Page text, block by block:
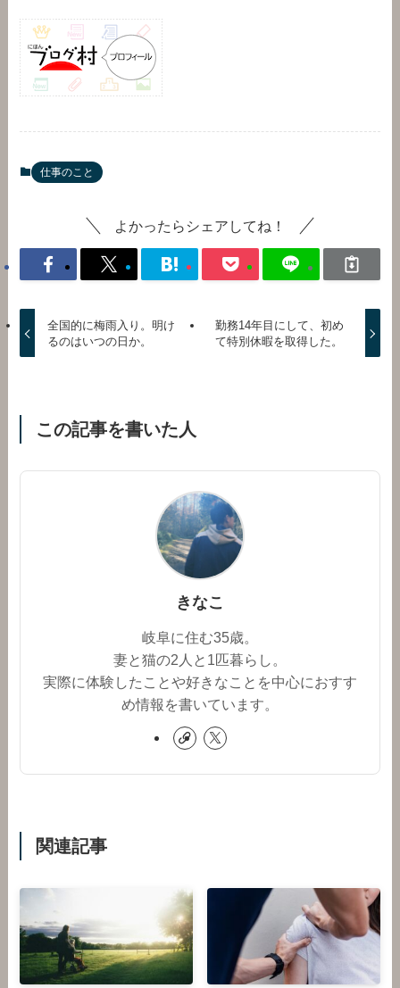
仕事のこと
よかったらシェアしてね！
全国的に梅雨入り。明け
るのはいつの日か。
勤務14年目にして、初め
て特別休暇を取得した。
この記事を書いた人
きなこ
岐阜に住む35歳。
妻と猫の2人と1匹暮らし。
実際に体験したことや好きなことを中心におすす
め情報を書いています。
関連記事